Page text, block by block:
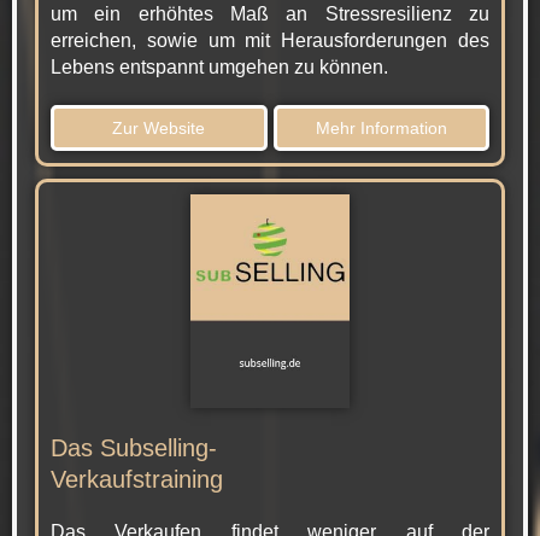
um ein erhöhtes Maß an Stressresilienz zu
erreichen, sowie um mit Herausforderungen des
Lebens entspannt umgehen zu können.
Zur Website Mehr Information
Das Subselling-
Verkaufstraining
Das Verkaufen findet weniger auf der